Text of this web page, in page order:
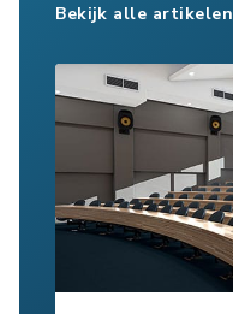
Bekijk alle artikelen